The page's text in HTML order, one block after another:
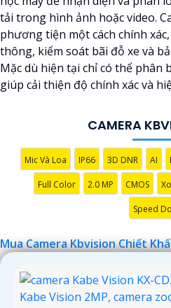
️🥈3:"Chúng tôi cam kết cung
hãng với chiết khấu cao nhất
chúng tôi để trải nghiệm dịch
tư vấn chuyên nghiệp về giải
Hy vọng những câu giới thiệu
trong việc tiếp cận khách hàng
chia sẻ để tôi hỗ trợ bạn tốt hơn!
tải trong hình ảnh hoặc video.
phương tiện một cách chính
thông, kiểm soát bãi đỗ xe và
Mặc dù hiện tại chỉ có thể phân
giúp cải thiện độ chính xác và
CAMERA
Mic Và Loa IP66 3D DNR AI
Full Color 2.0 MP CMOS
Speed
Mua Camera Kbvision Chiết